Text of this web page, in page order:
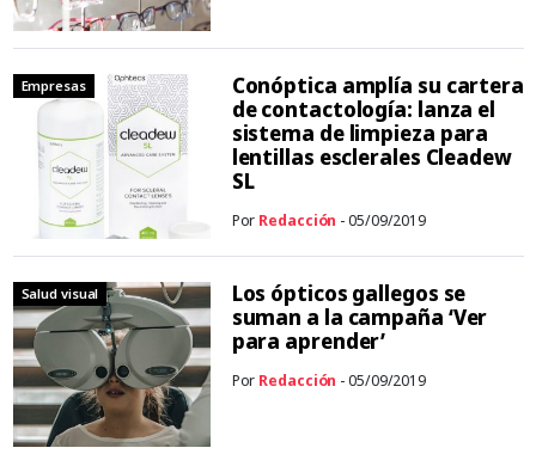
Empresas
Conóptica amplía su cartera
de contactología: lanza el
sistema de limpieza para
lentillas esclerales Cleadew
SL
Por Redacción - 05/09/2019
Salud visual
Los ópticos gallegos se
suman a la campaña ‘Ver
para aprender’
Por Redacción - 05/09/2019